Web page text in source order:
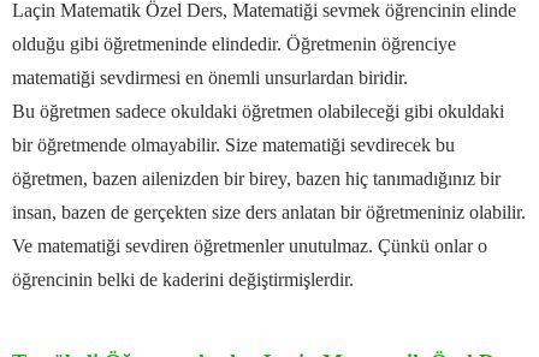
Laçin Matematik Özel Ders, Matematiği sevmek öğrencinin elinde
olduğu gibi öğretmeninde elindedir. Öğretmenin öğrenciye
matematiği sevdirmesi en önemli unsurlardan biridir.
Bu öğretmen sadece okuldaki öğretmen olabileceği gibi okuldaki
bir öğretmende olmayabilir. Size matematiği sevdirecek bu
öğretmen, bazen ailenizden bir birey, bazen hiç tanımadığınız bir
insan, bazen de gerçekten size ders anlatan bir öğretmeniniz olabilir.
Ve matematiği sevdiren öğretmenler unutulmaz. Çünkü onlar o
öğrencinin belki de kaderini değiştirmişlerdir.